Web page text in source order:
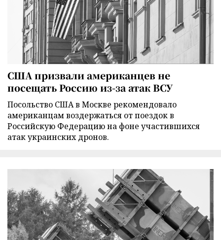
США призвали американцев не
посещать Россию из-за атак ВСУ
Посольство США в Москве рекомендовало
американцам воздержаться от поездок в
Российскую Федерацию на фоне участившихся
атак украинских дронов.